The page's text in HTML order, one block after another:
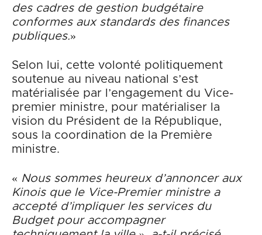
des cadres de gestion budgétaire
conformes aux standards des finances
publiques.»
Selon lui, cette volonté politiquement
soutenue au niveau national s’est
matérialisée par l’engagement du Vice-
premier ministre, pour matérialiser la
vision du Président de la République,
sous la coordination de la Première
ministre.
« Nous sommes heureux d’annoncer aux
Kinois que le Vice-Premier ministre a
accepté d’impliquer les services du
Budget pour accompagner